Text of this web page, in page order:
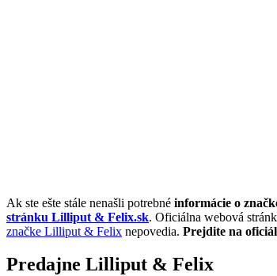
Ak ste ešte stále nenašli potrebné informácie o
stránku Lilliput & Felix.sk. Oficiálna webová
značke Lilliput & Felix nepovedia. Prejdite na
Predajne Lilliput & Felix